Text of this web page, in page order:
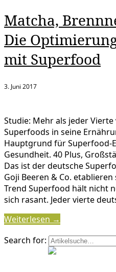
Matcha,
Die
mit Superfood
3. Juni 2017
Studie: Mehr als jeder
Superfoods in seine
Hauptgrund für Superfood-
Gesundheit. 40 Plus,
Das ist der deutsche
Goji Beeren & Co.
Trend Superfood hält nicht
sich rasant. Jeder vierte
Weiterlesen →
Search for: